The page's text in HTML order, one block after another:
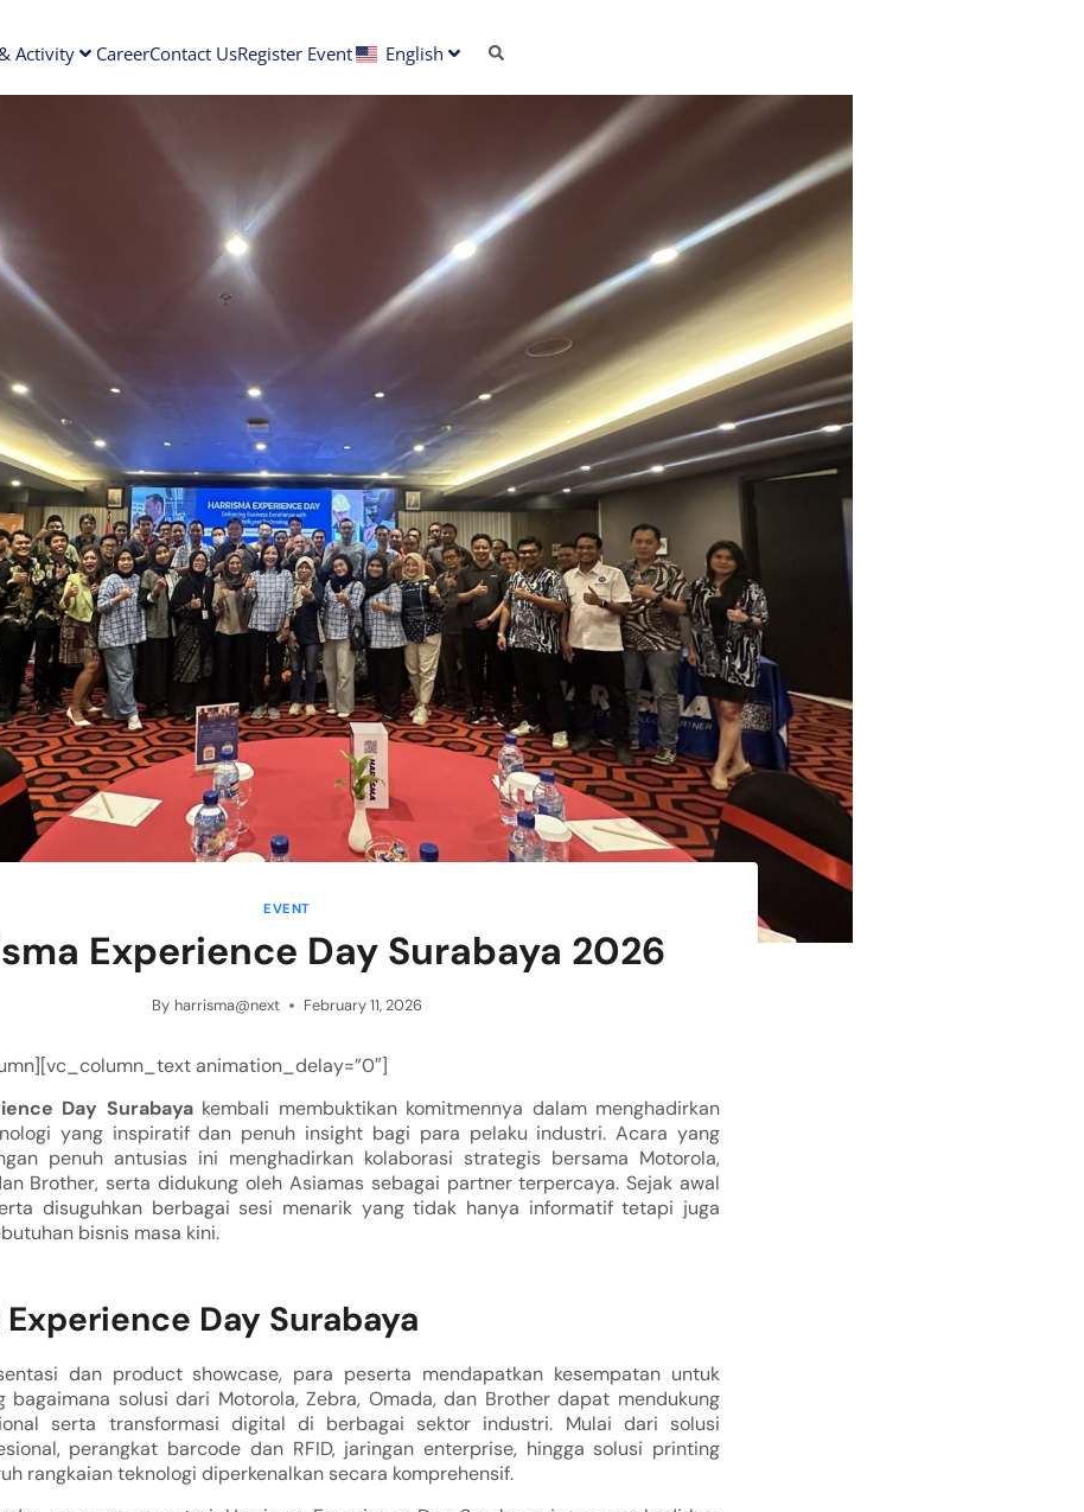
Activity CareerContact UsRegister Event English
EVENT
Experience Day Surabaya 2026
By harrisma@next February 11, 2026
animation_delay=”0″]
Day Surabayakembali membuktikan komitmennya dalam menghadirkan
yang inspiratif dan penuh insight bagi para pelaku industri. Acara yang
penuh antusias ini menghadirkan kolaborasi strategis bersama Motorola,
Brother, serta didukung oleh Asiamas sebagai partner terpercaya. Sejak awal
disuguhkan berbagai sesi menarik yang tidak hanya informatif tetapi juga
bisnis masa kini.
Day Surabaya
dan product showcase, para peserta mendapatkan kesempatan untuk
bagaimana solusi dari Motorola, Zebra, Omada, dan Brother dapat mendukung
serta transformasi digital di berbagai sektor industri. Mulai dari solusi
perangkat barcode dan RFID, jaringan enterprise, hingga solusi printing
rangkaian teknologi diperkenalkan secara komprehensif.